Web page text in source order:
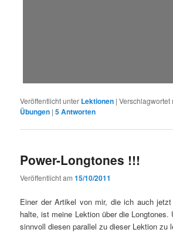
Veröffentlicht unter Lektionen |Verschlagwortet
Übungen |5Antworten
Power-Longtones !!!
Veröffentlicht am15/10/2011
Einer der Artikel von mir, die ich auch
halte, ist meine Lektion über die
sinnvoll diesen parallel zu dieser Lektion zu